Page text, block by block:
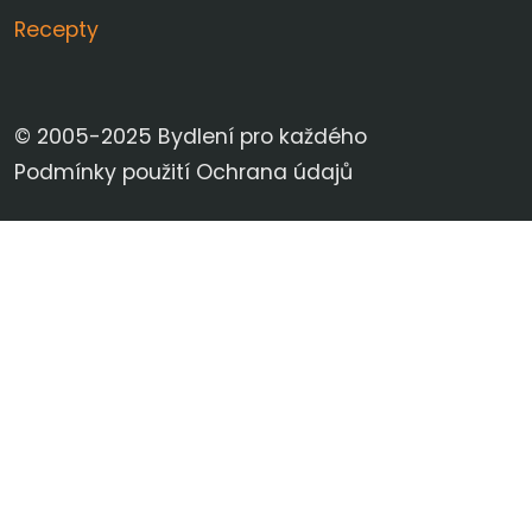
Recepty
© 2005-2025 Bydlení pro každého
Podmínky použití Ochrana údajů